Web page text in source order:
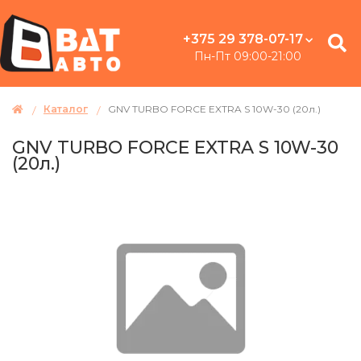
+375 29 378-07-17
Пн-Пт 09:00-21:00
Каталог GNV TURBO FORCE EXTRA S 10W-30 (20л.)
GNV TURBO FORCE EXTRA S 10W-30
(20л.)